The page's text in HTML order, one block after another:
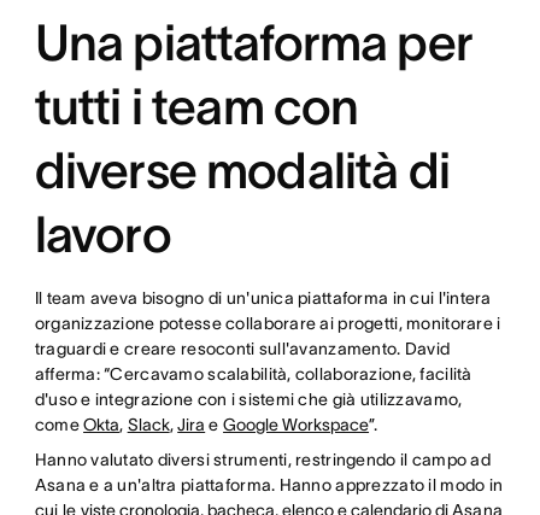
Una piattaforma per
tutti i team con
diverse modalità di
lavoro
Il team aveva bisogno di un'unica piattaforma in cui l'intera
organizzazione potesse collaborare ai progetti, monitorare i
traguardi e creare resoconti sull'avanzamento. David
afferma: “Cercavamo scalabilità, collaborazione, facilità
d'uso e integrazione con i sistemi che già utilizzavamo,
comeOkta, Slack,Jira eGoogle Workspace”.
Hanno valutato diversi strumenti, restringendo il campo ad
Asana e a un'altra piattaforma. Hanno apprezzato il modo in
cui le viste cronologia, bacheca, elenco e calendario diAsana